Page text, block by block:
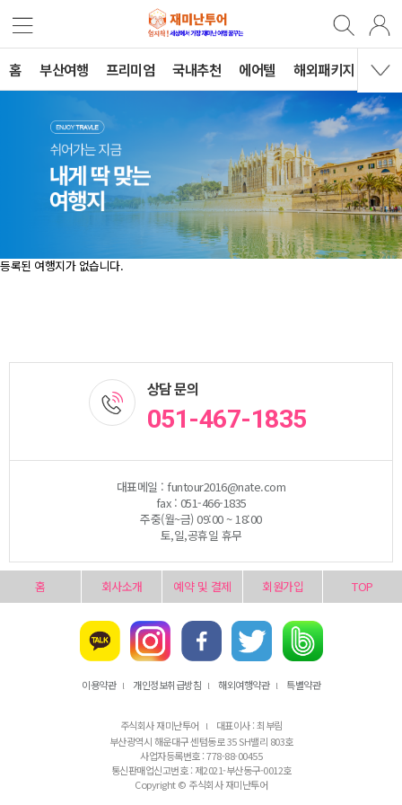
홈 부산여행 프리미엄 국내추천 에어텔 해외패키지 B2B
등록된 여행지가 없습니다.
상담 문의
051-467-1835
대표메일 : funtour2016@nate.com
fax : 051-466-1835
주중(월~금) 09:00 ~ 18:00
토,일,공휴일 휴무
홈 회사소개 예약 및 결제 회원가입 TOP
이용약관 l 개인정보취급방침 l 해외여행약관 l 특별약관
주식회사 재미난투어 l
대표이사 : 최부림
부산광역시 해운대구 센텀동로 35 SH밸리 803호
사업자등록번호 : 778-88-00455
통신판매업신고번호 : 제2021-부산동구-0012호
Copyright © 주식회사 재미난투어